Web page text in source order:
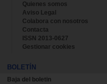
Quienes somos
Aviso Legal
Colabora con nosotros
Contacta
ISSN 2013-0627
Gestionar cookies
BOLETÍN
Baja del boletin